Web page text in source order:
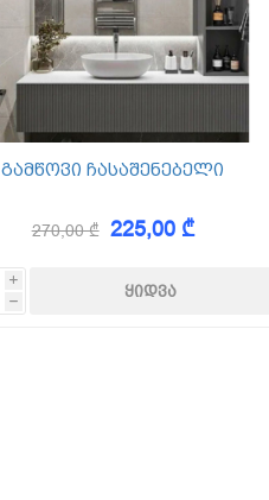
KAEM
გამწოვი ჩასაშენებელი
270,00 ₾ 225,00 ₾
i
h